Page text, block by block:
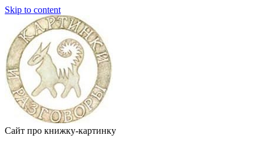
Skip to content
Сайт про книжку-картинку